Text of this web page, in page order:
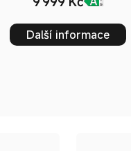
Current Price
Další informace